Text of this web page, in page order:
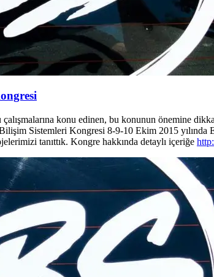
konu edinen, bu konunun önemine
Sistemleri Kongresi 8-9-10 Ekim 2015 yılında
tanıttık. Kongre hakkında detaylı içeriğe